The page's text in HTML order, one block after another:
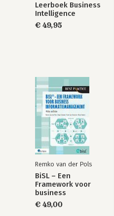
Leerboek Business
Intelligence
€ 49,95
Remko van der Pols
BiSL – Een
Framework voor
business
€ 49,00